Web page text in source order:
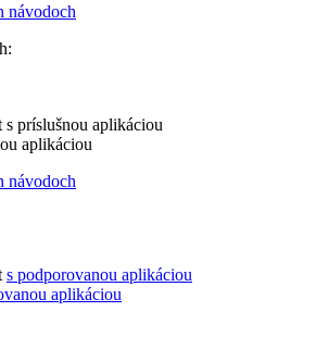
návodoch
s príslušnou aplikáciou
aplikáciou
návodoch
s podporovanou aplikáciou
aplikáciou